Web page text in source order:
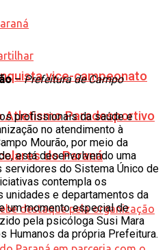
vice-campeonato
Atletismo Paradesportivo
do Paraná
–Prefeitura de Campo
profissionais da saúde e
no atendimento à
Mourão, por meio da
está desenvolvendo uma
do Sistema Único de
contempla os
e departamentos da
um momento especial de
pela psicóloga Susi Mara
Humanos da própria Prefeitura.